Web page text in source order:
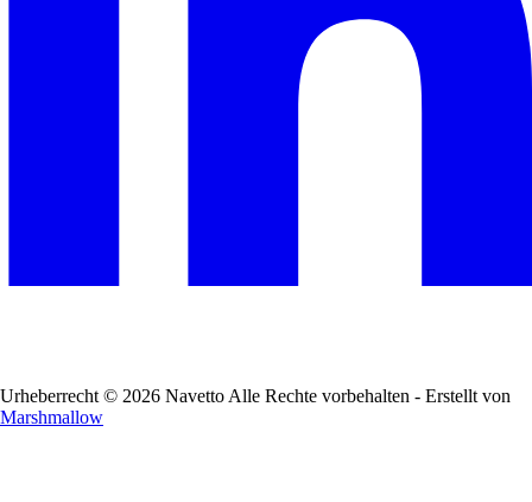
Urheberrecht © 2026 Navetto Alle Rechte vorbehalten - Erstellt von
Marshmallow